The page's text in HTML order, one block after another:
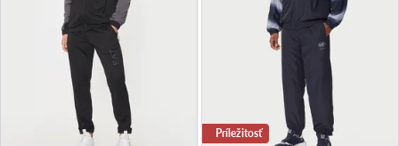
Príležitosť